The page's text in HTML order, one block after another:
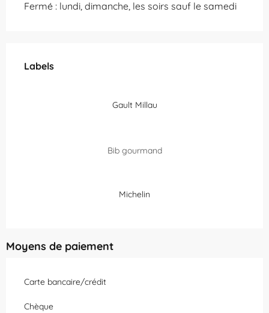
Fermé : lundi, dimanche, les soirs sauf le samedi
Labels
Labels
Gault Millau
Bib gourmand
Michelin
Moyens de paiement
Carte bancaire/crédit
Chèque